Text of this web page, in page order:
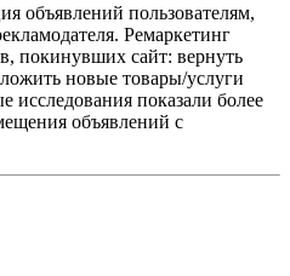
объявлений пользователям,
Ремаркетинг
покинувших сайт: вернуть
новые товары/услуги
исследования показали более
объявлений с